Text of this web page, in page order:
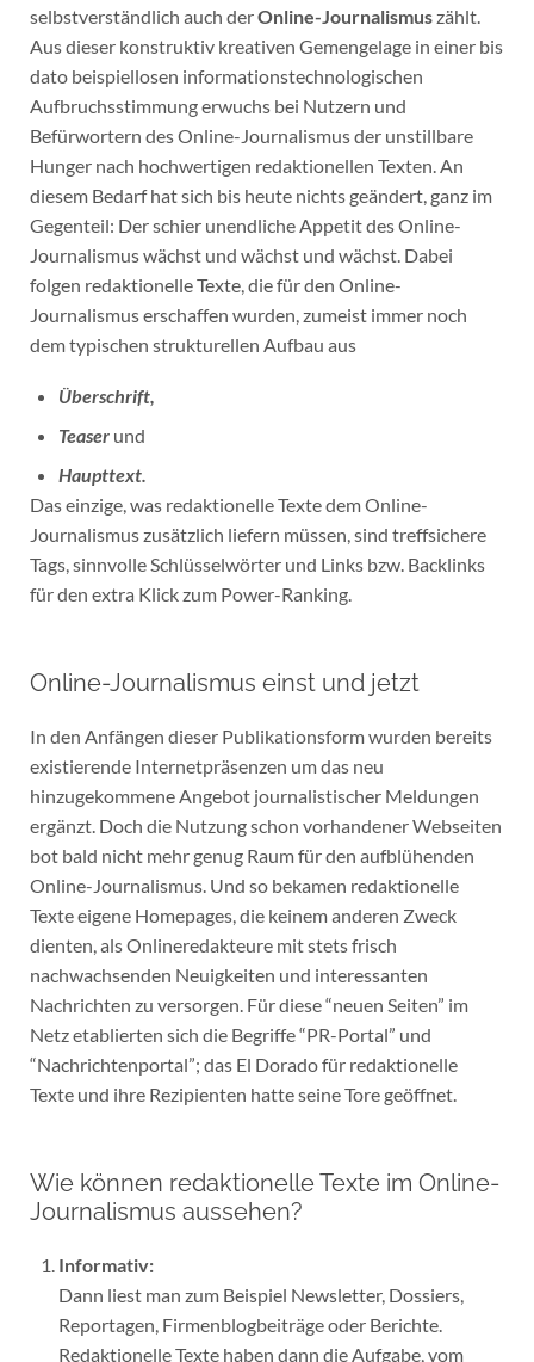
selbstverständlich auch derOnline-Journalismuszählt.
Aus dieser konstruktiv kreativen Gemengelage in einer bis
dato beispiellosen informationstechnologischen
Aufbruchsstimmung erwuchs bei Nutzern und
Befürwortern des Online-Journalismus der unstillbare
Hunger nach hochwertigen redaktionellen Texten. An
diesem Bedarf hat sich bis heute nichts geändert, ganz im
Gegenteil: Der schier unendliche Appetit des Online-
Journalismus wächst und wächst und wächst. Dabei
folgen redaktionelle Texte, die für den Online-
Journalismus erschaffen wurden, zumeist immer noch
dem typischen strukturellen Aufbau aus
Überschrift,
Teaser und
Haupttext.
Das einzige, was redaktionelle Texte dem Online-
Journalismus zusätzlich liefern müssen, sind treffsichere
Tags, sinnvolle Schlüsselwörter und Links bzw. Backlinks
für den extra Klick zum Power-Ranking.
Online-Journalismus einst und jetzt
In den Anfängen dieser Publikationsform wurden bereits
existierende Internetpräsenzen um das neu
hinzugekommene Angebot journalistischer Meldungen
ergänzt. Doch die Nutzung schon vorhandener Webseiten
bot bald nicht mehr genug Raum für den aufblühenden
Online-Journalismus. Und so bekamen redaktionelle
Texte eigene Homepages, die keinem anderen Zweck
dienten, als Onlineredakteure mit stets frisch
nachwachsenden Neuigkeiten und interessanten
Nachrichten zu versorgen. Für diese “neuen Seiten” im
Netz etablierten sich die Begriffe “PR-Portal” und
“Nachrichtenportal”; das El Dorado für redaktionelle
Texte und ihre Rezipienten hatte seine Tore geöffnet.
Wie können redaktionelle Texte im Online-
Journalismus aussehen?
Informativ:
Dann liest man zum Beispiel Newsletter, Dossiers,
Reportagen, Firmenblogbeiträge oder Berichte.
Redaktionelle Texte haben dann die Aufgabe, vom